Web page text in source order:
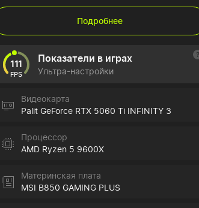
Подробнее
111
FPS
Показатели в играх
Ультра-настройки
Видеокарта
Palit GeForce RTX 5060 Ti INFINITY 3
Процессор
AMD Ryzen 5 9600X
Материнская плата
MSI B850 GAMING PLUS